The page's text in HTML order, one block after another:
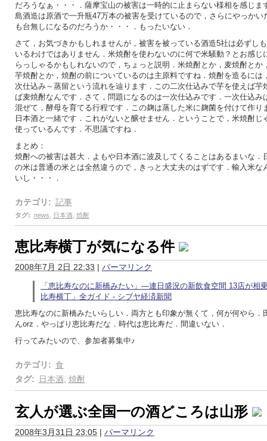
だろうなぁ・・・．薩摩宝山の被害は一時的に止まらない様相を感じま
島酒造は原酒で一升瓶47万本の被害を受けているので，さらにやっかい
も台無しになるのだろうか・・・．もったいない．
さて，お気づきかもしれませんが，被害を被っている酒造5社は必ずし
いるわけではありません．米焼酎を使わないのに何で米騒動？とお感じ
らっしゃるかもしれないので，ちょっと説明．米焼酎とか，麦焼酎とか
芋焼酎とか，焼酎の前についているのは主原料ですね．焼酎を造るには
次仕込み～蒸留という流れを辿ります．この二次仕込みで芋を使えば芋
ば麦焼酎なんです．さて，問題になるのは一次仕込みです．一次仕込み
混ぜて，酵母を育てる行程です．この麹は蒸した米に麹菌を付けて作り
日本酒と一緒です．これがないと醸せません．ということで，米焼酎じ
使っているんです．不思議ですね．
まとめ：
焼酎への被害は甚大．よもや日本酒に波及してくることはあるまいな．
の米は普通の米とは全然違うので，きっと大丈夫のはずです．輸入米な
いし・・・．
カテゴリ : 記事
タグ: news 日本酒 焼酎
恵比寿横丁が気になる件
2008年7月 2日 22:33 | パーマリンク
「恵比寿なのに新橋みたい」―連日盛況の新飲食空間 13店が相
比寿横丁」全ガイド - シブヤ経済新聞
恵比寿なのに新橋みたいらしい．両方とも印象が無くて，何が何やら．
んorz．やっぱり恵比寿だな．時代は恵比寿だ．間違いない．
行ってみたいので、参加者募集中♪
カテゴリ : 食
タグ: 日本酒 焼酎
玄人が選ぶ全国一の酒どころは山形
2008年3月31日 23:05 | パーマリンク